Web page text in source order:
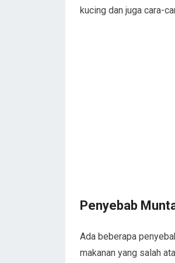
kucing dan juga cara-
Penyebab
Ada beberapa
makanan yang salah